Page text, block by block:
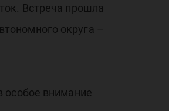
Встреча прошла
округа –
особое внимание